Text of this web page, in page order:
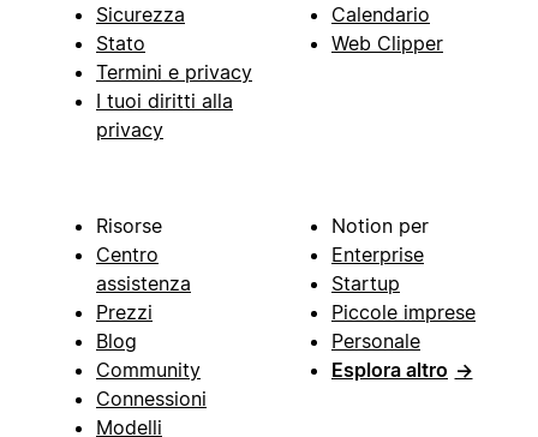
Sicurezza
Stato
Termini e privacy
I tuoi diritti alla
privacy
Calendario
Web Clipper
Risorse
Centro
assistenza
Prezzi
Blog
Community
Connessioni
Modelli
Notion per
Enterprise
Startup
Piccole imprese
Personale
Esplora altro →